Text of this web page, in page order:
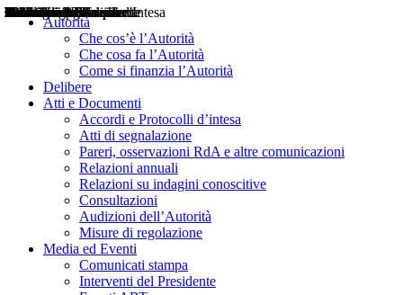
Autorità
Che cos’è l’Autorità
Che cosa fa l’Autorità
Come si finanzia l’Autorità
Delibere
Atti e Documenti
Accordi e Protocolli d’intesa
Atti di segnalazione
Pareri, osservazioni RdA e altre comunicazioni
Relazioni annuali
Relazioni su indagini conoscitive
Consultazioni
Audizioni dell’Autorità
Misure di regolazione
Media ed Eventi
Comunicati stampa
Interventi del Presidente
Delibere
Pareri
Consultazioni
Audizioni
Atti di Segnalazione
Accordi e Protocolli d'Intesa
Relazioni annuali
Misure di regolazione
Notizie
Comunicati Stampa
Bollettini ART
Convegni ART
Interviste del Presidente
Articoli in primo piano
Interventi del Presidente
2004
2005
2010
2013
2014
2015
2016
2017
2018
2019
202
2020
2021
2022
2023
2024
2025
2026
Aereo
Marittimo
Terrestre